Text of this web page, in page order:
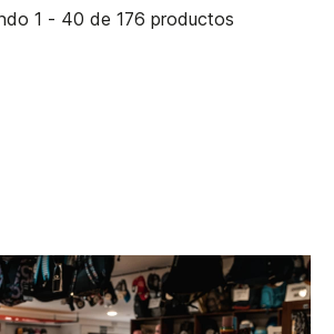
1 - 40 de 176 productos